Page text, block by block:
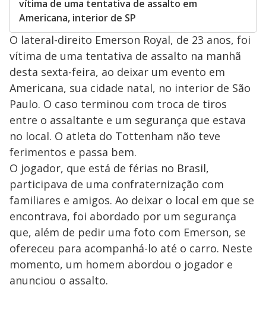
vítima de uma tentativa de assalto em
Americana, interior de SP
O lateral-direito Emerson Royal, de 23 anos, foi
vítima de uma tentativa de assalto na manhã
desta sexta-feira, ao deixar um evento em
Americana, sua cidade natal, no interior de São
Paulo. O caso terminou com troca de tiros
entre o assaltante e um segurança que estava
no local. O atleta do Tottenham não teve
ferimentos e passa bem.
O jogador, que está de férias no Brasil,
participava de uma confraternização com
familiares e amigos. Ao deixar o local em que se
encontrava, foi abordado por um segurança
que, além de pedir uma foto com Emerson, se
ofereceu para acompanhá-lo até o carro. Neste
momento, um homem abordou o jogador e
anunciou o assalto.